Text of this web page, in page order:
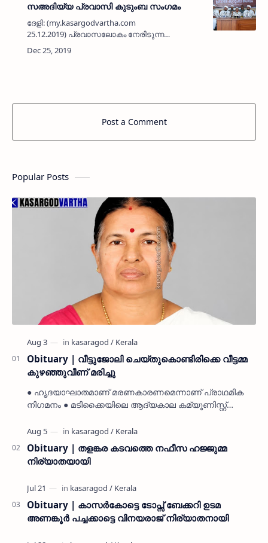
സഅദിയ്യ പ്രവാസി കുടുംബ സംഗമം
ദേളി: (my.kasargodvartha.com
25.12.2019) പ്രവാസലോകം നേരിടുന്ന
പ്രശ്‌നങ്ങള്‍ ചര്‍ച്ച ചെയ്യുന്നതിന് സംഘടിപ്പിച്ച
സഅദിയ്യ പ്രവാസി കുടുംബ സംഗമം പൗരത്വ
Post a Comment
Popular Posts
Obituary | വീട്ടുജോലി ചെയ്തുകൊണ്ടിരിക്കെ വീട്ടമ്മ
കുഴഞ്ഞുവീണ് മരിച്ചു
● ഹൃദയാഘാതമാണ് മരണകാരണമെന്നാണ് പ്രാഥമിക
നിഗമനം ● മടിക്കൈയിലെ ആദ്യകാല കമ്യൂണിസ്റ്റ്
മകളാണ് ● വിവരമറിഞ്ഞ് ജനപ്ര…
Obituary | തളങ്കര കടവത്തെ നഫീസ ഹജ്ജുമ്മ
നിര്യാതയായി
Obituary | കാസർകോട്ടെ ടോപ്സ് ബേക്കറി ഉടമ
അണങ്കൂർ പച്ചക്കാട്ടെ വിനയരാജ് നിര്യാതനായി